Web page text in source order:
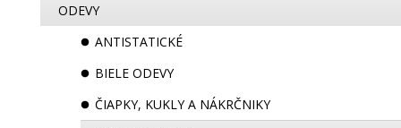
ODEVY
ANTISTATICKÉ
BIELE ODEVY
ČIAPKY, KUKLY A NÁKRČNIKY